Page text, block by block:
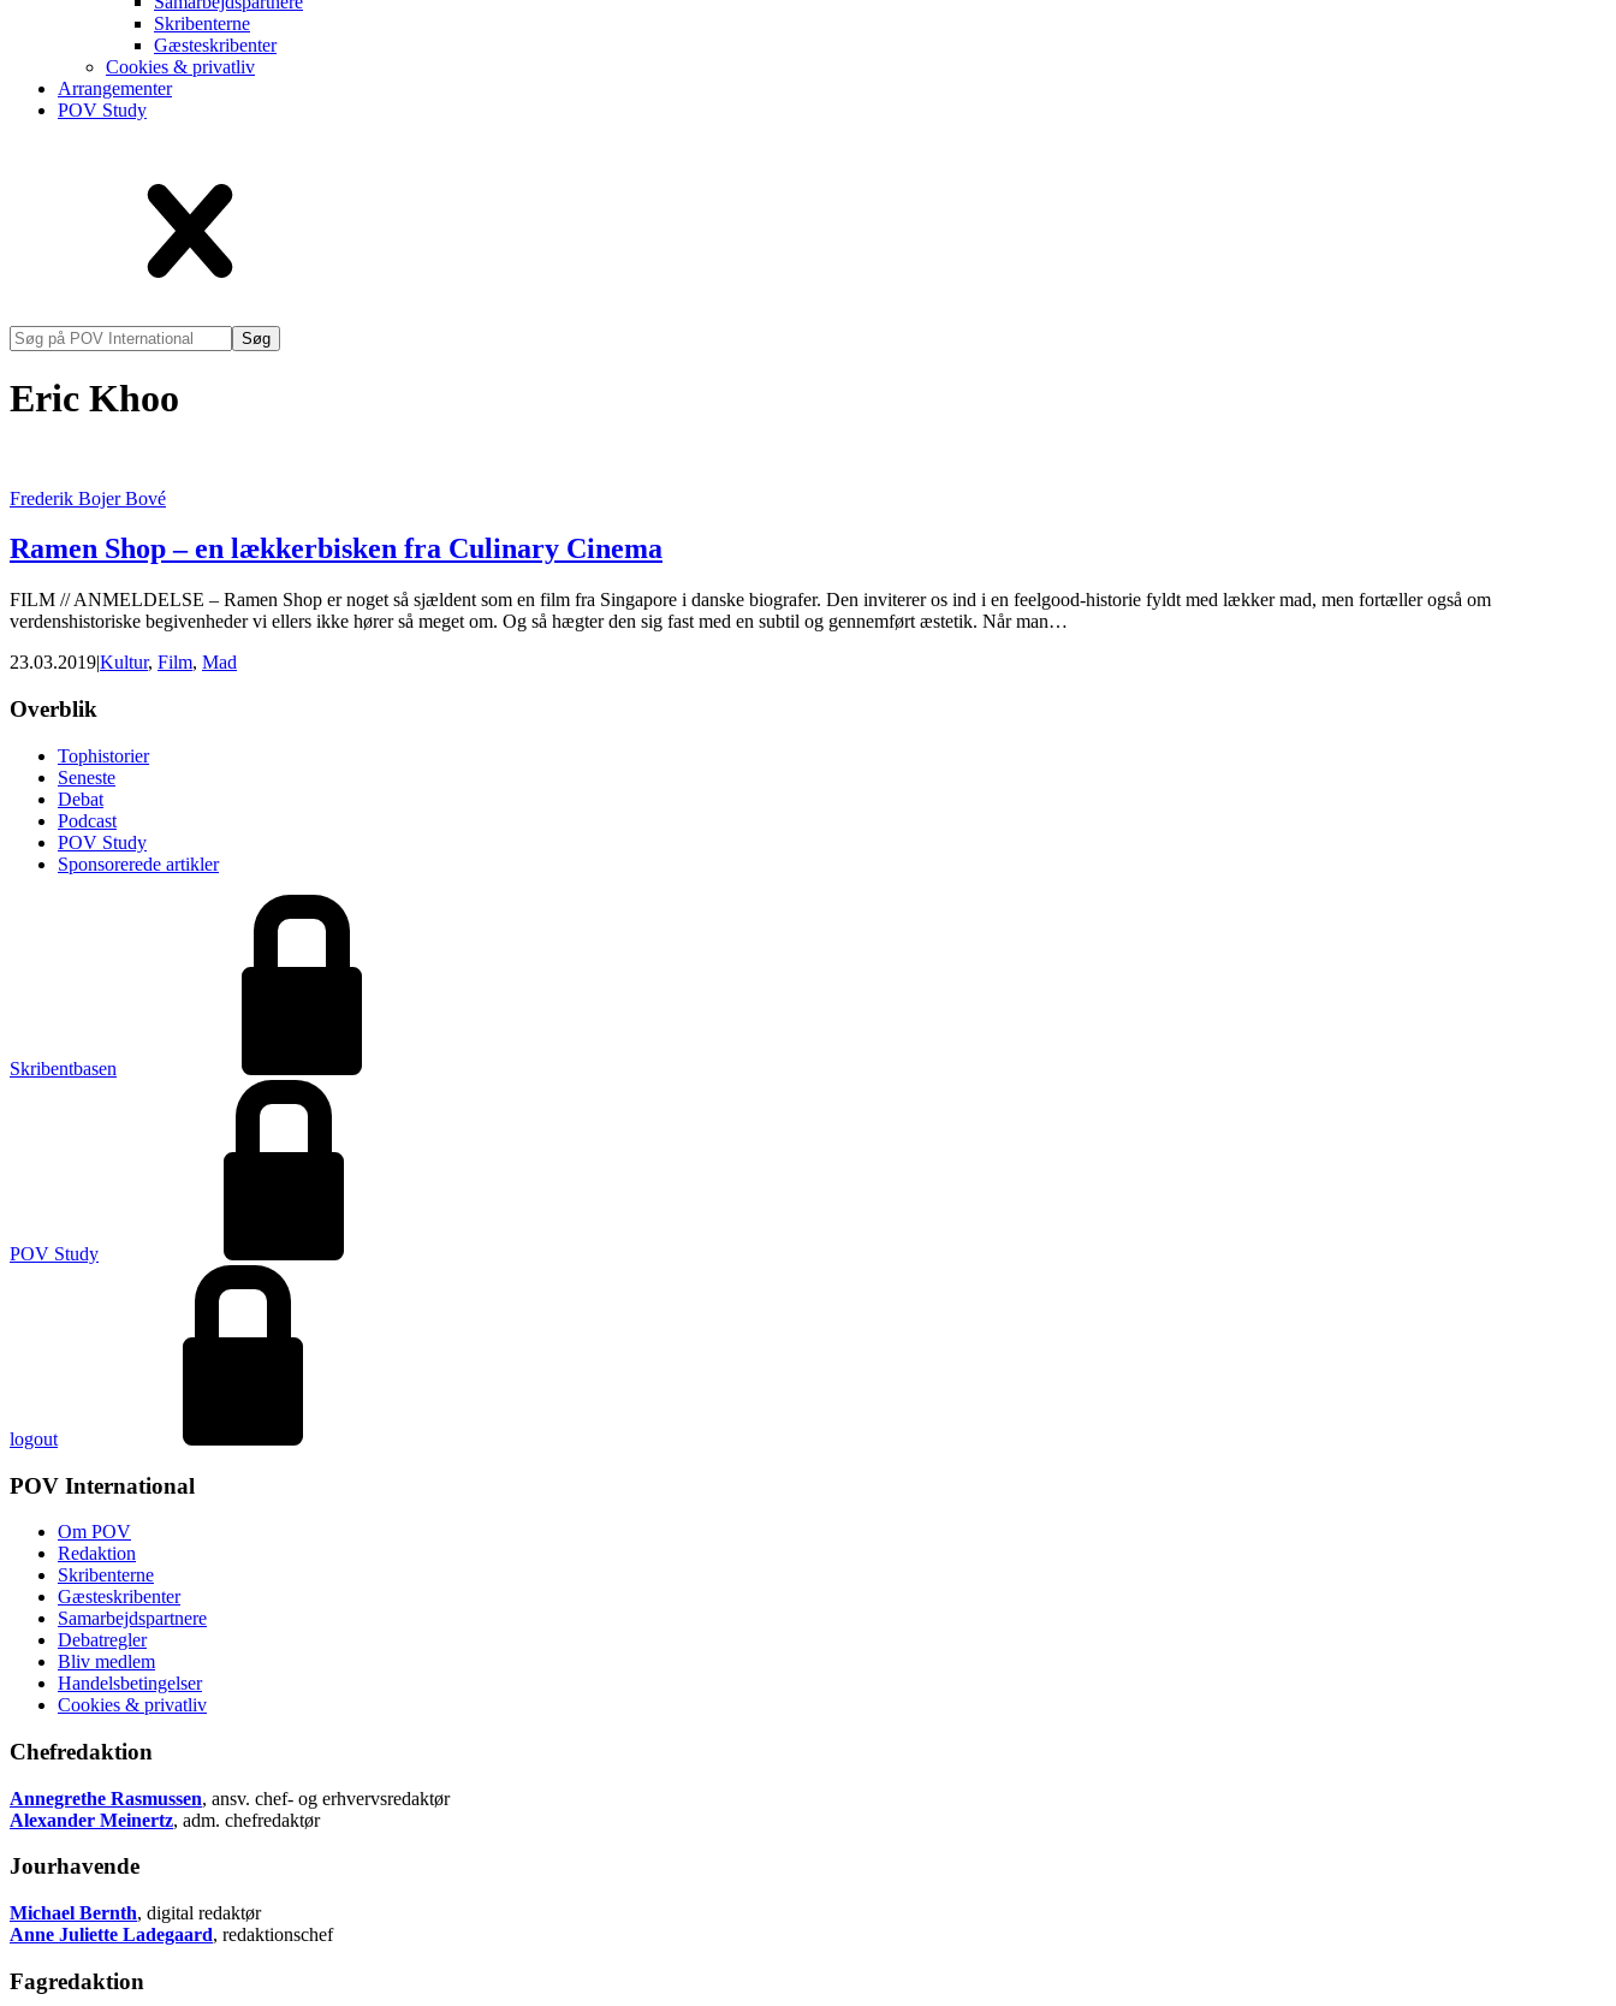
Skribenterne
Gæsteskribenter
Cookies & privatliv
Arrangementer
POV Study
Søg
på
International
Eric Khoo
Frederik Bojer Bové
Ramen Shop – en lækkerbisken fra Culinary Cinema
FILM // ANMELDELSE – Ramen Shop er noget så sjældent som en film fra Singapore i danske biografer. Den inviterer os ind i en feelgood-historie fyldt med lækker mad, men fortæller også om
verdenshistoriske begivenheder vi ellers ikke hører så meget om. Og så hægter den sig fast med en subtil og gennemført æstetik. Når man…
23.03.2019|Kultur, Film, Mad
Footer
Overblik
Tophistorier
Seneste
Debat
Podcast
POV Study
Sponsorerede artikler
Skribentbasen
POV Study
logout
POV International
Om POV
Redaktion
Skribenterne
Gæsteskribenter
Samarbejdspartnere
Debatregler
Bliv medlem
Handelsbetingelser
Cookies & privatliv
Chefredaktion
Annegrethe Rasmussen, ansv. chef- og erhvervsredaktør
Alexander Meinertz, adm. chefredaktør
Jourhavende
Michael Bernth, digital redaktør
Anne Juliette Ladegaard, redaktionschef
Fagredaktion